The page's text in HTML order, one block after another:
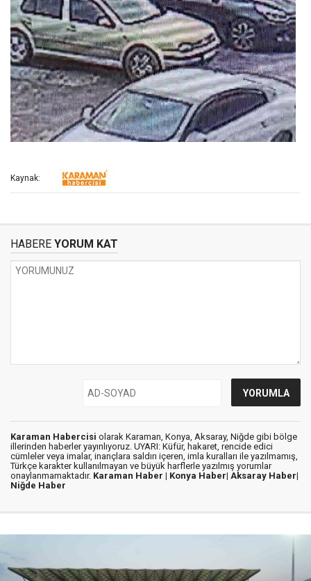
Kaynak:
HABERE YORUM KAT
Karaman Habercisi olarak Karaman, Konya, Aksaray, Niğde gibi bölge
illerinden haberler yayınlıyoruz. UYARI: Küfür, hakaret, rencide edici
cümleler veya imalar, inançlara saldırı içeren, imla kuralları ile yazılmamış,
Türkçe karakter kullanılmayan ve büyük harflerle yazılmış yorumlar
onaylanmamaktadır. Karaman Haber | Konya Haber| Aksaray Haber|
Niğde Haber